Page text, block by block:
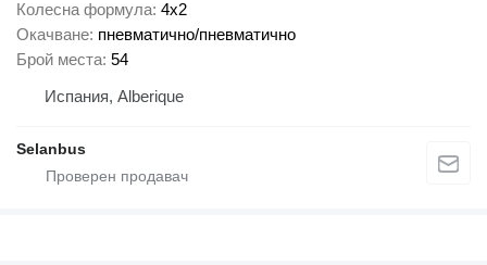
Колесна формула 4x2
Окачване пневматично/пневматично
Брой места 54
Испания, Alberique
Selanbus